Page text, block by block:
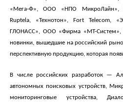
«Мега-Ф», ООО «НПО МикроЛайн»,
Ruptela, «Технотон», Fort
ГЛОНАСС», ООО «Фирма «МТ-Систем»,
новинки, вышедшие на российский
перспективную продукцию, которая
В числе российских разработок
—
автономных поисковых устройств,
мониторинговые устройства,